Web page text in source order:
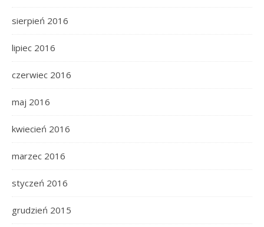
sierpień 2016
lipiec 2016
czerwiec 2016
maj 2016
kwiecień 2016
marzec 2016
styczeń 2016
grudzień 2015